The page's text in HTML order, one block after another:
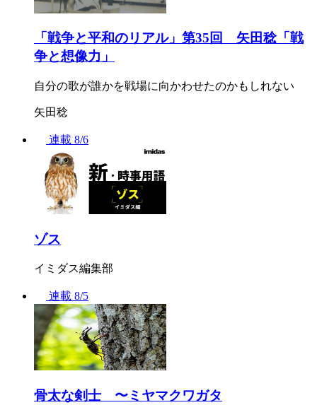
「戦争と平和のリアル」第35回 矢田稔「戦
争と想像力」
自分の歌が誰かを戦場に向かわせたのかもしれない
矢田稔
連載 8/6
ゾス
イミダス編集部
連載 8/5
骨太な剣士 〜ミヤマクワガタ